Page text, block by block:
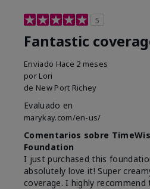
5
Fantastic
Enviado Hace 2 meses
por Lori
de New Port Richey
Evaluado en
marykay.com/en-us/
Comentarios sobre
Foundation
I just purchased this
absolutely love it! Super
coverage. I highly